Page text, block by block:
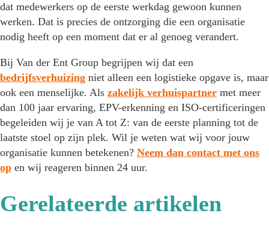
dat medewerkers op de eerste werkdag gewoon kunnen
werken. Dat is precies de ontzorging die een organisatie
nodig heeft op een moment dat er al genoeg verandert.
Bij Van der Ent Group begrijpen wij dat een
bedrijfsverhuizing niet alleen een logistieke opgave is, maar
ook een menselijke. Als zakelijk verhuispartner met meer
dan 100 jaar ervaring, EPV-erkenning en ISO-certificeringen
begeleiden wij je van A tot Z: van de eerste planning tot de
laatste stoel op zijn plek. Wil je weten wat wij voor jouw
organisatie kunnen betekenen? Neem dan contact met ons
op en wij reageren binnen 24 uur.
Gerelateerde artikelen